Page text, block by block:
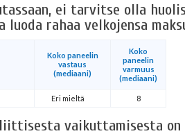
ei tarvitse olla
rahaa velkojensa
Koko paneelin
vastaus
(mediaani)
Koko
paneelin
varmuus
(mediaani)
Eri mieltä 8
vaikuttamisesta on